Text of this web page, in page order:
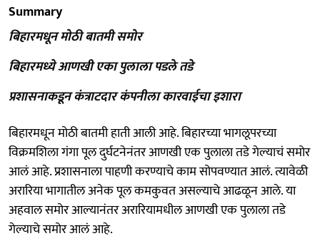
Summary
बिहारमधून मोठी बातमी समोर
बिहारमध्ये आणखी एका पुलाला पडले तडे
प्रशासनाकडून कंत्राटदार कंपनीला कारवाईचा इशारा
बिहारमधून मोठी बातमी हाती आली आहे. बिहारच्या भागलूपरच्या
विक्रमशिला गंगा पूल दुर्घटनेनंतर आणखी एक पुलाला तडे गेल्याचं समोर
आलं आहे. प्रशासनाला पाहणी करण्याचे काम सोपवण्यात आलं. त्यावेळी
अरारिया भागातील अनेक पूल कमकुवत असल्याचे आढळून आले. या
अहवाल समोर आल्यानंतर अरारियामधील आणखी एक पुलाला तडे
गेल्याचे समोर आलं आहे.